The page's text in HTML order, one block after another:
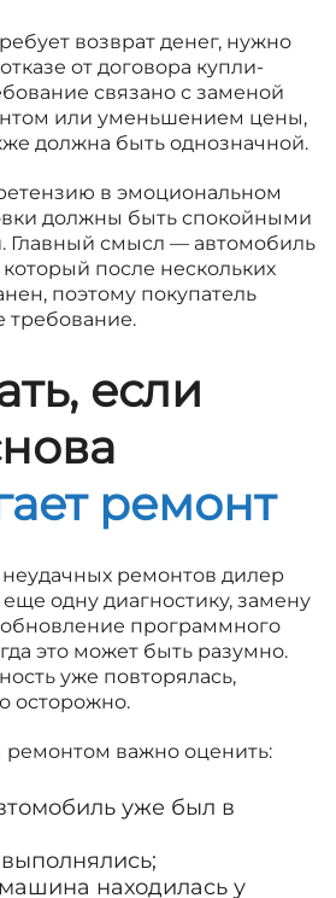
возврат денег, нужно
от договора купли-
связано с заменой
или уменьшением цены,
должна быть однозначной.
в эмоциональном
должны быть спокойными
Главный смысл — автомобиль
после нескольких
поэтому покупатель
требование.
если
ремонт
ремонтов дилер
одну диагностику, замену
программного
это может быть разумно.
уже повторялась,
осторожно.
важно оценить:
уже был в
находилась у